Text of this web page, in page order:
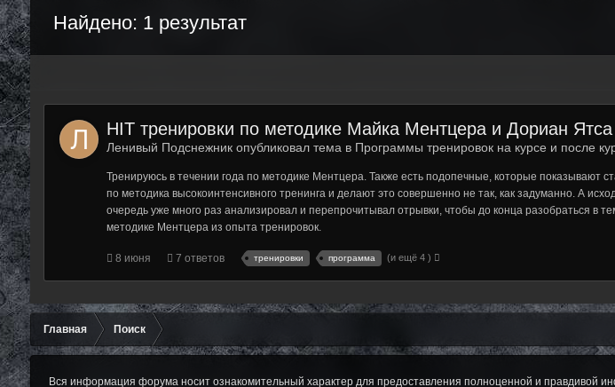
Найдено: 1 результат
HIT тренировки по методике Майка Ментцера и Дориан Ятса
Ленивый Подснежник опубликовал тема в Программы тренировок на курсе и после
Тренируюсь в течении года по методике Ментцера. Также есть подопечные, которые показывают
по методика высокоинтенсивного тренинга и делают это совершенно не так, как задуманно. А
очередь уже много раз анализировал и перепрочитывал отрывки, чтобы до конца разобраться
методике Ментцера из опыта тренировок.
8 июня 7 ответов тренировки программа (и ещё 4 )
Главная Поиск
Вся информация форума носит ознакомительный характер для предоставления полноценной и правдивой